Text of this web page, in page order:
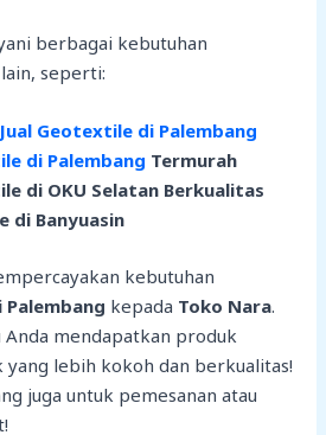
berbagai kebutuhan
seperti:
Jual Geotextile di Palembang
di Palembang Termurah
di OKU Selatan Berkualitas
di Banyuasin
kebutuhan
kepada Toko Nara.
mendapatkan produk
lebih kokoh dan berkualitas!
juga untuk pemesanan atau